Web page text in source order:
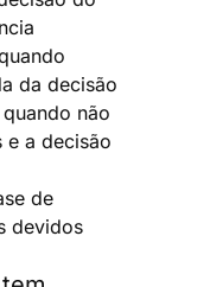
da decisão
quando não
e a decisão
de
devidos